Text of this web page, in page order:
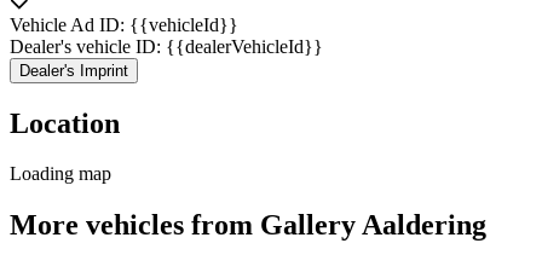
Vehicle Ad ID: {{vehicleId}}
Dealer's vehicle ID: {{dealerVehicleId}}
Dealer's Imprint
Location
Loading map
More vehicles from Gallery Aaldering